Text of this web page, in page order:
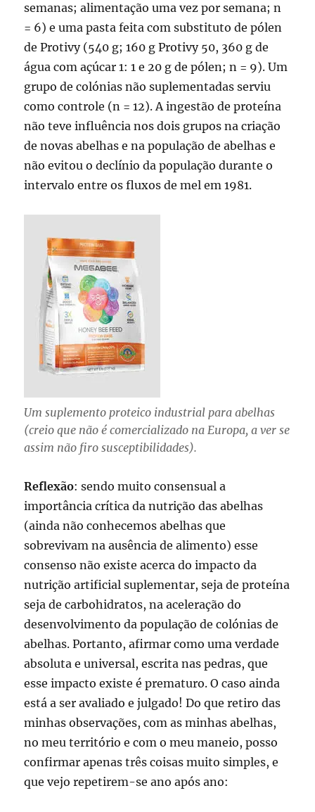
semanas; alimentação uma vez por semana; n
= 6) e uma pasta feita com substituto de pólen
de Protivy (540 g; 160 g Protivy 50, 360 g de
água com açúcar 1: 1 e 20 g de pólen; n = 9). Um
grupo de colónias não suplementadas serviu
como controle (n = 12). A ingestão de proteína
não teve influência nos dois grupos na criação
de novas abelhas e na população de abelhas e
não evitou o declínio da população durante o
intervalo entre os fluxos de mel em 1981.
Um suplemento proteico industrial para abelhas
(creio que não é comercializado na Europa, a ver se
assim não firo susceptibilidades).
Reflexão: sendo muito consensual a
importância crítica da nutrição das abelhas
(ainda não conhecemos abelhas que
sobrevivam na ausência de alimento) esse
consenso não existe acerca do impacto da
nutrição artificial suplementar, seja de proteína
seja de carbohidratos, na aceleração do
desenvolvimento da população de colónias de
abelhas. Portanto, afirmar como uma verdade
absoluta e universal, escrita nas pedras, que
esse impacto existe é prematuro. O caso ainda
está a ser avaliado e julgado! Do que retiro das
minhas observações, com as minhas abelhas,
no meu território e com o meu maneio, posso
confirmar apenas três coisas muito simples, e
que vejo repetirem-se ano após ano: